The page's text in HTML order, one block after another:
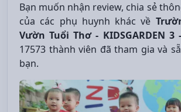
Bạn muốn nhận review, chia sẻ
của các phụ huynh khác về
Vườn Tuổi Thơ - KIDSGARDEN 3
17573 thành viên đã tham gia và
bạn.